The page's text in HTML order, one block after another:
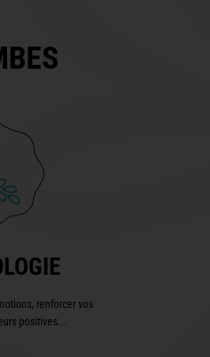
renforcer vos
positives...